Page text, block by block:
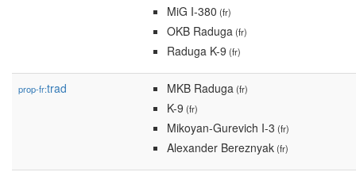
MiG I-380 (fr)
OKB Raduga(fr)
Raduga K-9 (fr)
prop-fr:trad MKB Raduga(fr)
K-9 (fr)
Mikoyan-Gurevich I-3 (fr)
Alexander Bereznyak(fr)